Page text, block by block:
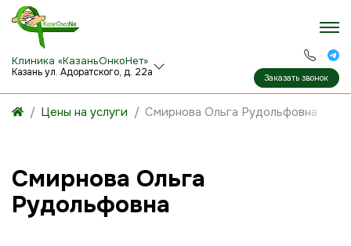
Клиника «КазаньОнкоНет»
Казань ул. Адоратского, д. 22а Заказать звонок
Цены на услуги Смирнова Ольга Рудольфовна
Смирнова Ольга
Рудольфовна